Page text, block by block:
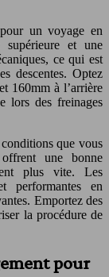
un voyage en
et une
ce qui est
descentes. Optez
160mm à l’arrière
lors des freinages
que vous
une bonne
plus vite. Les
performantes en
Emportez des
la procédure de
pour